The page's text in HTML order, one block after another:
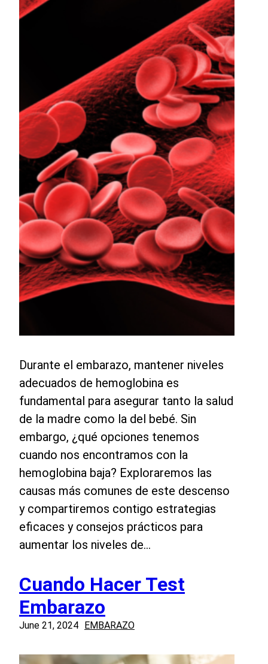
Durante el embarazo, mantener niveles
adecuados de hemoglobina es
fundamental para asegurar tanto la salud
de la madre como la del bebé. Sin
embargo, ¿qué opciones tenemos
cuando nos encontramos con la
hemoglobina baja? Exploraremos las
causas más comunes de este descenso
y compartiremos contigo estrategias
eficaces y consejos prácticos para
aumentar los niveles de…
Cuando Hacer Test
Embarazo
June 21, 2024 EMBARAZO